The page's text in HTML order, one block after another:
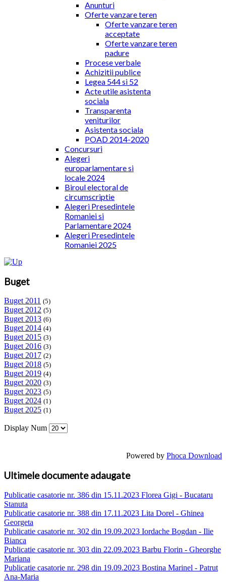
Anunturi
Oferte vanzare teren
Oferte vanzare teren
acceptate
Oferte vanzare teren
padure
Procese verbale
Achizitii publice
Legea 544 si 52
Acte utile asistenta
sociala
Transparenta
veniturilor
Asistenta sociala
POAD 2014-2020
Concursuri
Alegeri
europarlamentare si
locale 2024
Biroul electoral de
circumscriptie
Alegeri Presedintele
Romaniei si
Parlamentare 2024
Alegeri Presedintele
Romaniei 2025
Buget
Buget 2011 (5)
Buget 2012 (5)
Buget 2013 (6)
Buget 2014 (4)
Buget 2015 (3)
Buget 2016 (3)
Buget 2017 (2)
Buget 2018 (5)
Buget 2019 (4)
Buget 2020 (3)
Buget 2023 (5)
Buget 2024 (1)
Buget 2025 (1)
Display Num
Powered by Phoca Download
Ultimele documente adaugate
Publicatie casatorie nr. 386 din 15.11.2023 Florea Gigi - Bucataru
Stanuta
Publicatie casatorie nr. 388 din 17.11.2023 Lita Dorel - Ghinea
Georgeta
Publicatie casatorie nr. 302 din 19.09.2023 Iordache Bogdan - Ilie
Bianca
Publicatie casatorie nr. 303 din 22.09.2023 Barbu Florin - Gheorghe
Mariana
Publicatie casatorie nr. 298 din 19.09.2023 Bostina Marinel - Patrut
Ana-Maria